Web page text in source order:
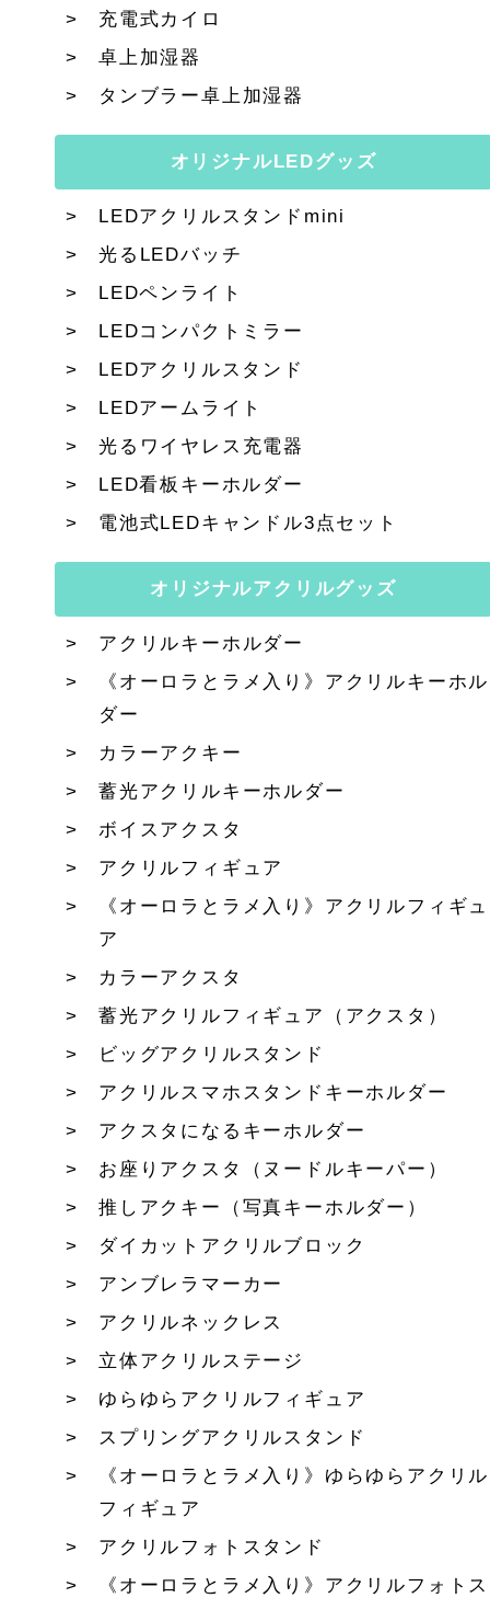
充電式カイロ
卓上加湿器
タンブラー卓上加湿器
オリジナルLEDグッズ
LEDアクリルスタンドmini
光るLEDバッチ
LEDペンライト
LEDコンパクトミラー
LEDアクリルスタンド
LEDアームライト
光るワイヤレス充電器
LED看板キーホルダー
電池式LEDキャンドル3点セット
オリジナルアクリルグッズ
アクリルキーホルダー
《オーロラとラメ入り》アクリルキーホル
ダー
カラーアクキー
蓄光アクリルキーホルダー
ボイスアクスタ
アクリルフィギュア
《オーロラとラメ入り》アクリルフィギュ
ア
カラーアクスタ
蓄光アクリルフィギュア（アクスタ）
ビッグアクリルスタンド
アクリルスマホスタンドキーホルダー
アクスタになるキーホルダー
お座りアクスタ（ヌードルキーパー）
推しアクキー（写真キーホルダー）
ダイカットアクリルブロック
アンブレラマーカー
アクリルネックレス
立体アクリルステージ
ゆらゆらアクリルフィギュア
スプリングアクリルスタンド
《オーロラとラメ入り》ゆらゆらアクリル
フィギュア
アクリルフォトスタンド
《オーロラとラメ入り》アクリルフォトス